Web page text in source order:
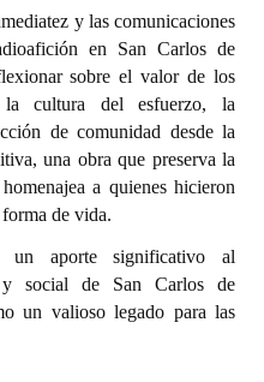
y las comunicaciones
en San Carlos de
sobre el valor de los
la cultura del esfuerzo, la
de comunidad desde la
una obra que preserva la
a quienes hicieron
de vida.
un aporte significativo al
y social de San Carlos de
un valioso legado para las